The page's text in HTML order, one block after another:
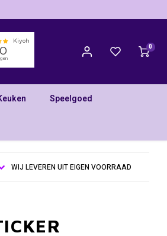
0
Speelgoed
WIJ LEVEREN UIT EIGEN VOORRAAD